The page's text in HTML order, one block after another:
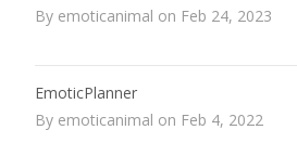
By emoticanimal on Feb 24, 2023
EmoticPlanner
By emoticanimal on Feb 4, 2022